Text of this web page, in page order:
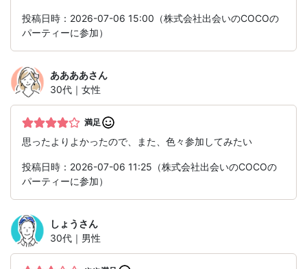
投稿日時：2026-07-06 15:00（株式会社出会いのCOCOの
パーティーに参加）
ああああさん
30代｜女性
満足
思ったよりよかったので、また、色々参加してみたい
投稿日時：2026-07-06 11:25（株式会社出会いのCOCOの
パーティーに参加）
しょう さん
30代｜男性